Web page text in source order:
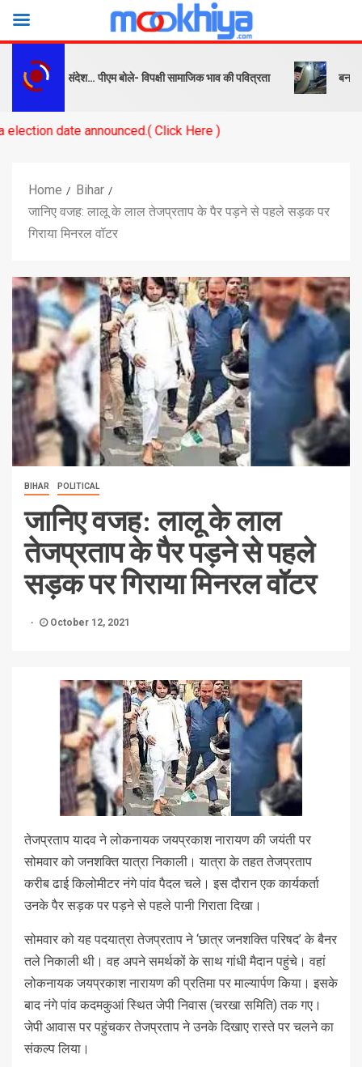
सबक और संदेश… पीएम बोले- विपक्षी सामाजिक भाव की पवित्रता बनारस
announced.( Click Here )
Home
Bihar
जानिए वजह: लालू के लाल तेजप्रताप के पैर पड़ने से पहले सड़क पर
गिराया मिनरल वॉटर
BIHAR POLITICAL
जानिए वजह: लालू के लाल
तेजप्रताप के पैर पड़ने से पहले
सड़क पर गिराया मिनरल वॉटर
October 12, 2021
तेजप्रताप यादव ने लोकनायक जयप्रकाश नारायण की जयंती पर
सोमवार को जनशक्ति यात्रा निकाली। यात्रा के तहत तेजप्रताप
करीब ढाई किलोमीटर नंगे पांव पैदल चले। इस दौरान एक कार्यकर्ता
उनके पैर सड़क पर पड़ने से पहले पानी गिराता दिखा।
सोमवार को यह पदयात्रा तेजप्रताप ने ‘छात्र जनशक्ति परिषद’ के बैनर
तले निकाली थी। वह अपने समर्थकों के साथ गांधी मैदान पहुंचे। वहां
लोकनायक जयप्रकाश नारायण की प्रतिमा पर माल्‍यार्पण किया। इसके
बाद नंगे पांव कदमकुआं स्थित जेपी निवास (चरखा समिति) तक गए।
जेपी आवास पर पहुंचकर तेजप्रताप ने उनके दिखाए रास्‍ते पर चलने का
संकल्‍प लिया।